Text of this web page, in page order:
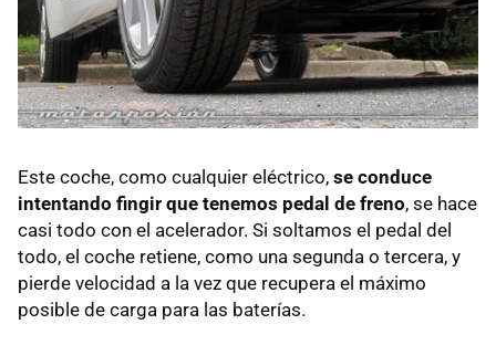
Este coche, como cualquier eléctrico, se conduce
intentando fingir que tenemos pedal de freno, se hace
casi todo con el acelerador. Si soltamos el pedal del
todo, el coche retiene, como una segunda o tercera, y
pierde velocidad a la vez que recupera el máximo
posible de carga para las baterías.